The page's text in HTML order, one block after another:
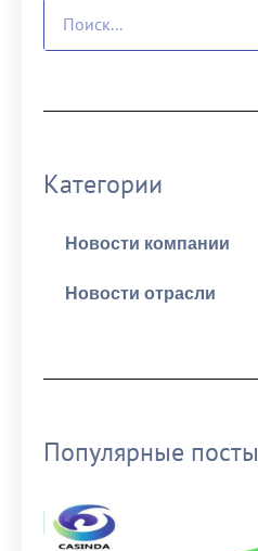
Категории
Новости компании
Новости отрасли
Популярные посты